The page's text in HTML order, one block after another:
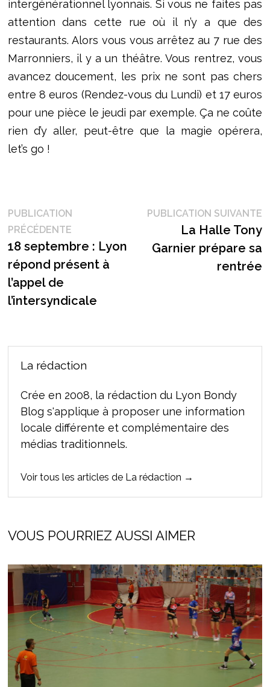
intergénérationnel lyonnais. Si vous ne faites pas
attention dans cette rue où il n’y a que des
restaurants. Alors vous vous arrêtez au 7 rue des
Marronniers, il y a un théâtre. Vous rentrez, vous
avancez doucement, les prix ne sont pas chers
entre 8 euros (Rendez-vous du Lundi) et 17 euros
pour une pièce le jeudi par exemple. Ça ne coûte
rien d’y aller, peut-être que la magie opérera,
let’s go !
Navigation
de
l’article
PUBLICATION
PRÉCÉDENTEPublication
précédente :
18 septembre : Lyon
répond présent à
l’appel de
l’intersyndicale
PUBLICATION SUIVANTE
La Halle Tony
Garnier prépare sa
rentrée
La rédaction
Crée en 2008, la rédaction du Lyon Bondy
Blog s'applique à proposer une information
locale différente et complémentaire des
médias traditionnels.
Voir tous les articles de La rédaction →
VOUS POURRIEZ AUSSI AIMER